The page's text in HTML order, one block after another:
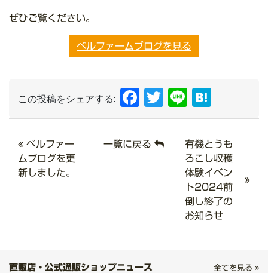
ぜひご覧ください。
ベルファームブログを見る
この投稿をシェアする: Facebook
Twitter
Line
ベルファー
ムブログを更
新しました。
一覧に戻る
有機とうも
ろこし収穫
体験イベン
ト2024前
倒し終了の
お知らせ
直販店・公式通販ショップニュース 全てを見る